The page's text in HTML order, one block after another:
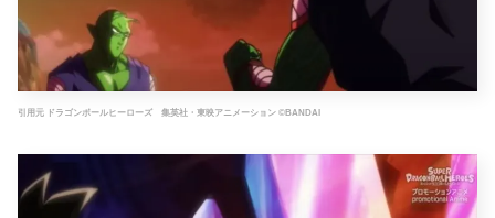
引用元 ドラゴンボールヒーローズ 集英社・東映アニメーション ©BANDAI